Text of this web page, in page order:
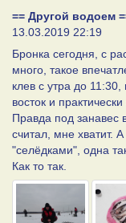
== Другой водоем
13.03.2019 22:19
Бронка сегодня, с
много, такое
клев с утра до
восток и
Правда под занавес
считал, мне хватит.
"селёдками", одна
Как то так.